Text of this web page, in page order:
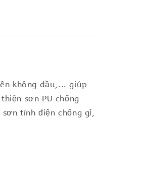
không dầu,... giúp
sơn PU chống
tĩnh điện chống gỉ,